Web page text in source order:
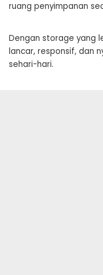
ruang penyimpanan
Dengan storage yang
lancar, responsif, dan
sehari-hari.